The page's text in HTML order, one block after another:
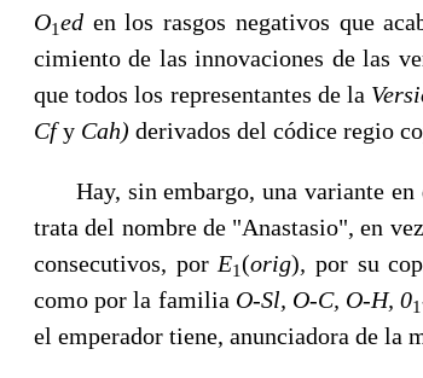
O1ed en los rasgos negativos que
cimiento de las innovaciones de las
que todos los representantes de la
Cfy Cah) derivados del códice regio
Hay, sin embargo, una variante en
trata del nombre de "Anastasio", en
consecutivos, por E1(orig), por su
como por la familia O-Sl, O-C, O-H, 01
el emperador tiene, anunciadora de la